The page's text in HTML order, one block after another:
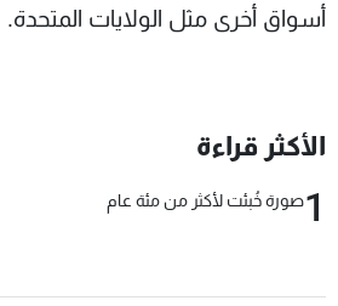
أسواق أخرى مثل الولايات المتحدة.
الأكثر قراءة
1صورة خُبئت لأكثر من مئة عام